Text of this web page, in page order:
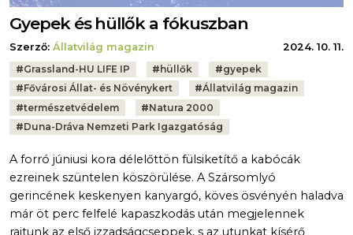
Gyepek és hüllők a fókuszban
Szerző: Állatvilág magazin
2024. 10. 11.
Tags:
#Grassland-HU LIFE IP # hüllők #gyepek
#Fővárosi Állat- és Növénykert #Állatvilág magazin
#természetvédelem #Natura 2000
#Duna-Dráva Nemzeti Park Igazgatóság
A forró júniusi kora délelőttön fülsiketítő a kabócák
ezreinek szüntelen köszörülése. A Szársomlyó
gerincének keskenyen kanyargó, köves ösvényén haladva
már öt perc felfelé kapaszkodás után megjelennek
rajtunk az első izzadságcseppek, s az utunkat kísérő